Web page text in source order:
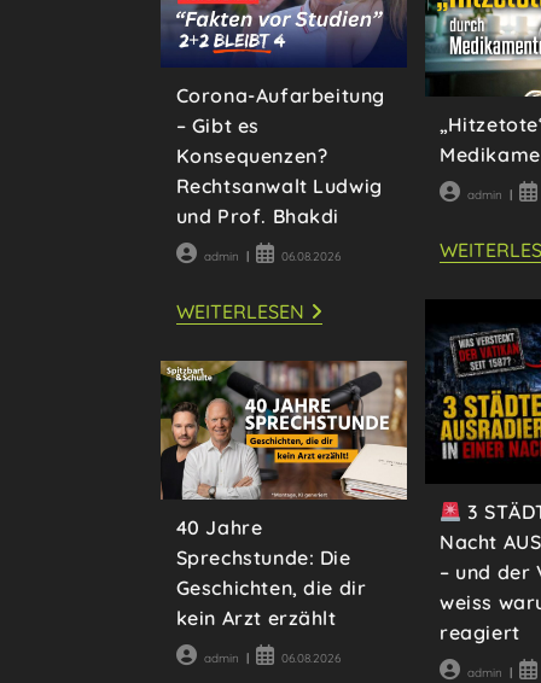
Corona-Aufarbeitung
– Gibt es
Konsequenzen?
Rechtsanwalt Ludwig
und Prof. Bhakdi
Beitrags-
admin
Beitrag06.08.2026
WEITERLESENCORONA-
AUFARBEITUNG
GIBT
ES
KONSEQUENZEN?
RECHTSANWALT
LUDWIG
UND
PROF.
BHAKDI
Beitrags-
admin
3
Nacht
– und der
weiss
reagiert
Beitrags-
admin
40 Jahre
Sprechstunde: Die
Geschichten, die dir
kein Arzt erzählt
Beitrags-
admin
Beitrag06.08.2026